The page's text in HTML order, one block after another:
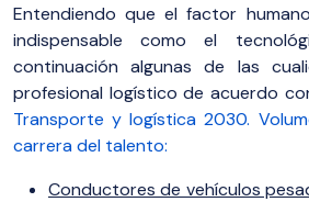
Entendiendo que el factor
indispensable como el
continuación algunas de las
profesional logístico de acuerdo
Transporte y logística 2030.
carrera del talento:
Conductores de vehículos